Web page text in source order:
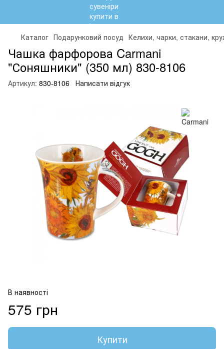
Каталог Подарунковий посуд Келихи, чарки, стакани,
Чашка фарфорова Carmani
"Соняшники" (350 мл) 830-8106
Артикул: 830-8106 Написати відгук
В наявності
575 грн
Купити